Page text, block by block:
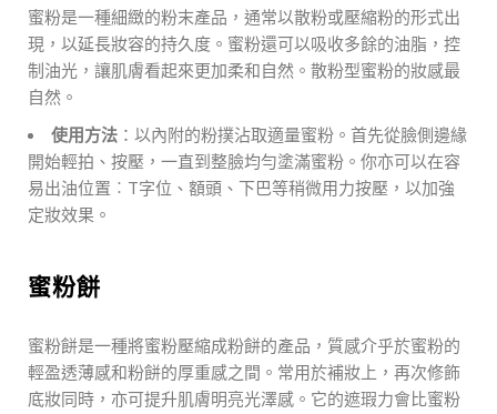
蜜粉是一種細緻的粉末產品，通常以散粉或壓縮粉的形式出
現，以延長妝容的持久度。蜜粉還可以吸收多餘的油脂，控
制油光，讓肌膚看起來更加柔和自然。散粉型蜜粉的妝感最
自然。
使用方法 ：以內附的粉撲沾取適量蜜粉。首先從臉側邊緣
開始輕拍、按壓，一直到整臉均勻塗滿蜜粉。你亦可以在容
易出油位置︰T字位、額頭、下巴等稍微用力按壓，以加強
定妝效果。
蜜粉餅
蜜粉餅是一種將蜜粉壓縮成粉餅的產品，質感介乎於蜜粉的
輕盈透薄感和粉餅的厚重感之間。常用於補妝上，再次修飾
底妝同時，亦可提升肌膚明亮光澤感。它的遮瑕力會比蜜粉